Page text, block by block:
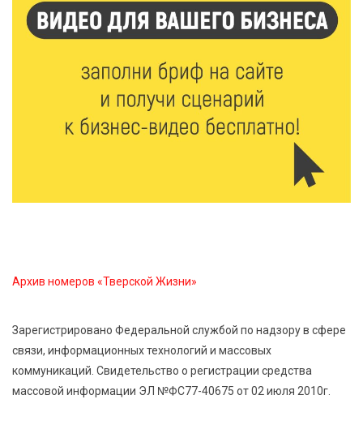
5 Авг 2026 14:44 235
Россияне полюбили «раскладушки» и «книжки»
5 Авг 2026 14:32 346
Топ-4 направлений: какие специальности стали
самыми популярными у абитуриентов в 2026 году
В Введенской церкви Торжка завершился важный
этап реставрации
передали сборники стихов в зону СВО
5 Авг 2026 13:13 511
Виталий Королев поздравил победительниц
«Большой перемены»
Архив номеров «Тверской Жизни»
Зарегистрировано Федеральной службой по надзору в сфере
связи, информационных технологий и массовых
коммуникаций. Свидетельство о регистрации средства
массовой информации ЭЛ №ФС77-40675 от 02 июля 2010г.